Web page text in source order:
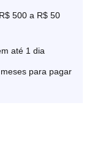
500 a R$ 50
até 1 dia
para pagar